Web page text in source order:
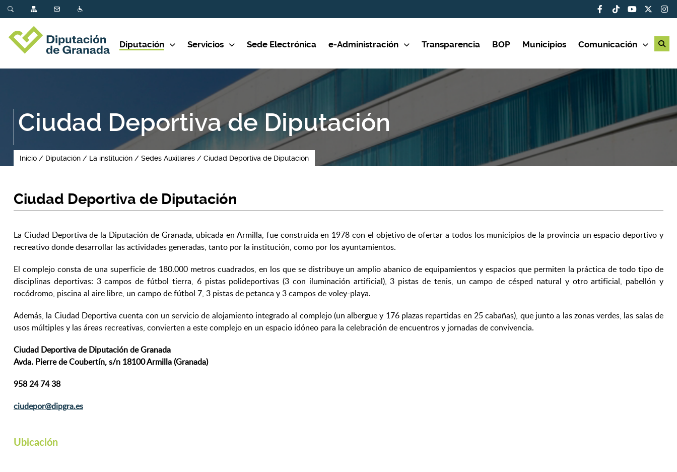
Diputación Servicios Sede Electrónica e-Administración Transparencia BOP Municipios Comunicación
Ciudad Deportiva de Diputación
Inicio Diputación La institución Sedes Auxiliares Ciudad Deportiva de Diputación
Ciudad Deportiva de Diputación
La Ciudad Deportiva de la Diputación de Granada, ubicada en Armilla, fue construida en 1978 con el objetivo de ofertar a todos los municipios de la provincia un espacio deportivo y
recreativo donde desarrollar las actividades generadas, tanto por la institución, como por los ayuntamientos.
El complejo consta de una superficie de 180.000 metros cuadrados, en los que se distribuye un amplio abanico de equipamientos y espacios que permiten la práctica de todo tipo de
disciplinas deportivas: 3 campos de fútbol tierra, 6 pistas polideportivas (3 con iluminación artificial), 3 pistas de tenis, un campo de césped natural y otro artificial, pabellón y
rocódromo, piscina al aire libre, un campo de fútbol 7, 3 pistas de petanca y 3 campos de voley-playa.
Además, la Ciudad Deportiva cuenta con un servicio de alojamiento integrado al complejo (un albergue y 176 plazas repartidas en 25 cabañas), que junto a las zonas verdes, las salas de
usos múltiples y las áreas recreativas, convierten a este complejo en un espacio idóneo para la celebración de encuentros y jornadas de convivencia.
Ciudad Deportiva de Diputación de Granada
Avda. Pierre de Coubertín, s/n 18100 Armilla (Granada)
958 24 74 38
ciudepor@dipgra.es
Ubicación